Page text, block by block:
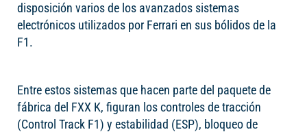
disposición varios de los avanzados sistemas
electrónicos utilizados por Ferrari en sus bólidos de la
F1.
Entre estos sistemas que hacen parte del paquete de
fábrica del FXX K, figuran los controles de tracción
(Control Track F1) y estabilidad (ESP), bloqueo de